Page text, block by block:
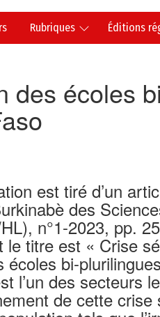
Rubriques Éditions
des écoles
est tiré d’un
des
n°1-2023, pp.
titre est « Crise
écoles bi-
l’un des secteurs
de cette